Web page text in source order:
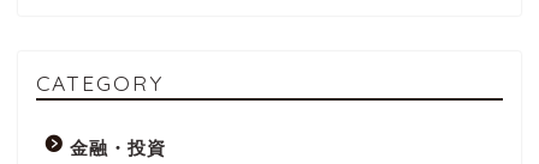
CATEGORY
金融・投資